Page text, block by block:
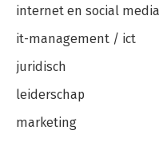
internet en social media
it-management / ict
juridisch
leiderschap
marketing